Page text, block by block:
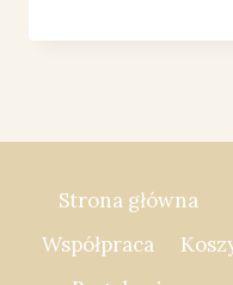
Strona główna
Współpraca